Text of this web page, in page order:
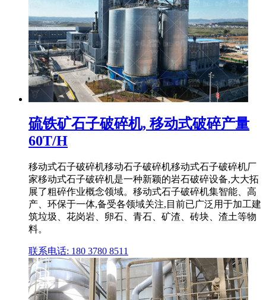
硫铁矿石子破碎机, 移动式破碎产量
60T/H
移动式石子破碎机移动石子破碎机移动式石子破碎机厂
家移动式石子破碎机是一种新颖的岩石破碎设备,大大拓
展了粗碎作业概念领域。移动式石子破碎机集智能、高
产、环保于一体,备受各领域关注,目前已广泛用于加工建
筑垃圾、花岗岩、卵石、青石、矿渣、砖块、渣土等物
料。
联系电话: 180 3780 8511